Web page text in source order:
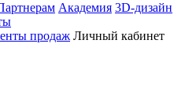
Академия 3D-дизайн
продаж Личный кабинет